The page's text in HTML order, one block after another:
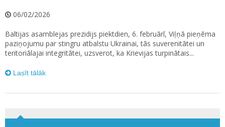
06/02/2026
Baltijas asamblejas prezidijs piektdien, 6. februārī, Viļņā pieņēma
paziņojumu par stingru atbalstu Ukrainai, tās suverenitātei un
teritoriālajai integritātei, uzsverot, ka Krievijas turpinātais...
Lasīt tālāk